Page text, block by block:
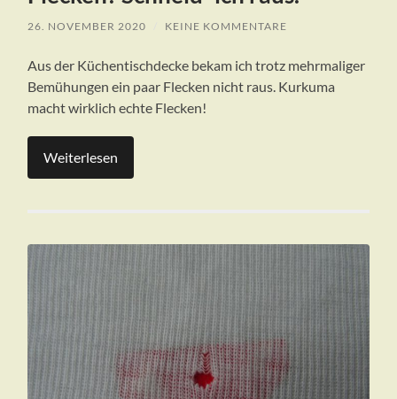
26. NOVEMBER 2020 KEINE KOMMENTARE
Aus der Küchentischdecke bekam ich trotz mehrmaliger
Bemühungen ein paar Flecken nicht raus. Kurkuma
macht wirklich echte Flecken!
Weiterlesen